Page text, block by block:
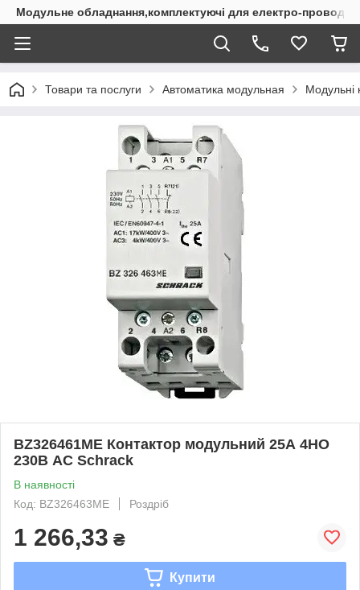
Модульне обладнання,комплектуючі для електро-проводки
Товари та послуги Автоматика модульная Модульні
BZ326461ME Контактор модульний 25А 4НО
230В AC Schrack
В наявності
Код: BZ326463ME
Роздріб
1 266,33 ₴
Купити